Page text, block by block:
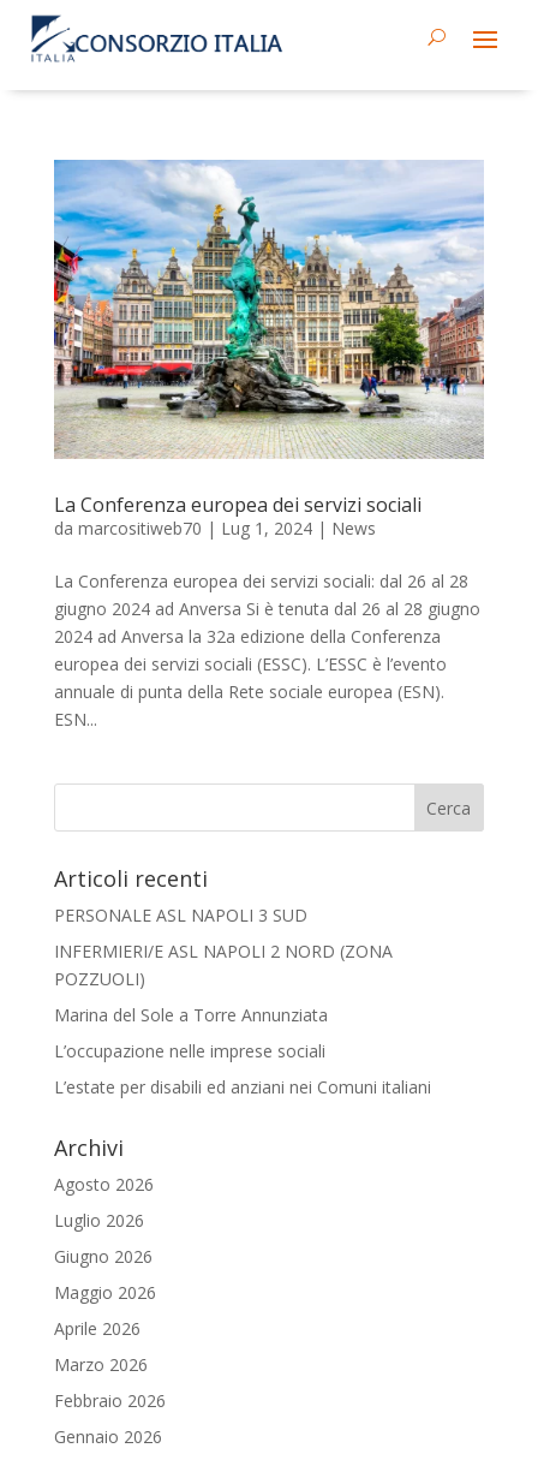
La Conferenza europea dei servizi sociali
da marcositiweb70 | Lug 1, 2024| News
La Conferenza europea dei servizi sociali: dal 26 al 28
giugno 2024 ad Anversa Si è tenuta dal 26 al 28 giugno
2024 ad Anversa la 32a edizione della Conferenza
europea dei servizi sociali (ESSC). L’ESSC è l’evento
annuale di punta della Rete sociale europea (ESN).
ESN...
Articoli recenti
PERSONALE ASL NAPOLI 3 SUD
INFERMIERI/E ASL NAPOLI 2 NORD (ZONA
POZZUOLI)
Marina del Sole a Torre Annunziata
L’occupazione nelle imprese sociali
L’estate per disabili ed anziani nei Comuni italiani
Archivi
Agosto 2026
Luglio 2026
Giugno 2026
Maggio 2026
Aprile 2026
Marzo 2026
Febbraio 2026
Gennaio 2026